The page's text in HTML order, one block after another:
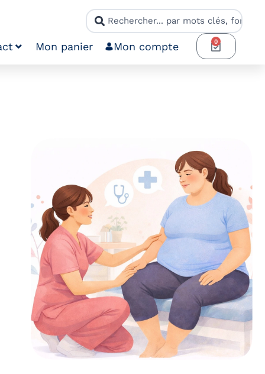
Mon panier Mon compte 0